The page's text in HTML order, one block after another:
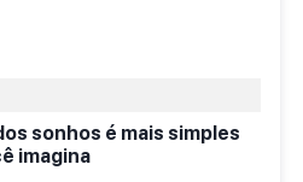
sonhos é mais simples
imagina